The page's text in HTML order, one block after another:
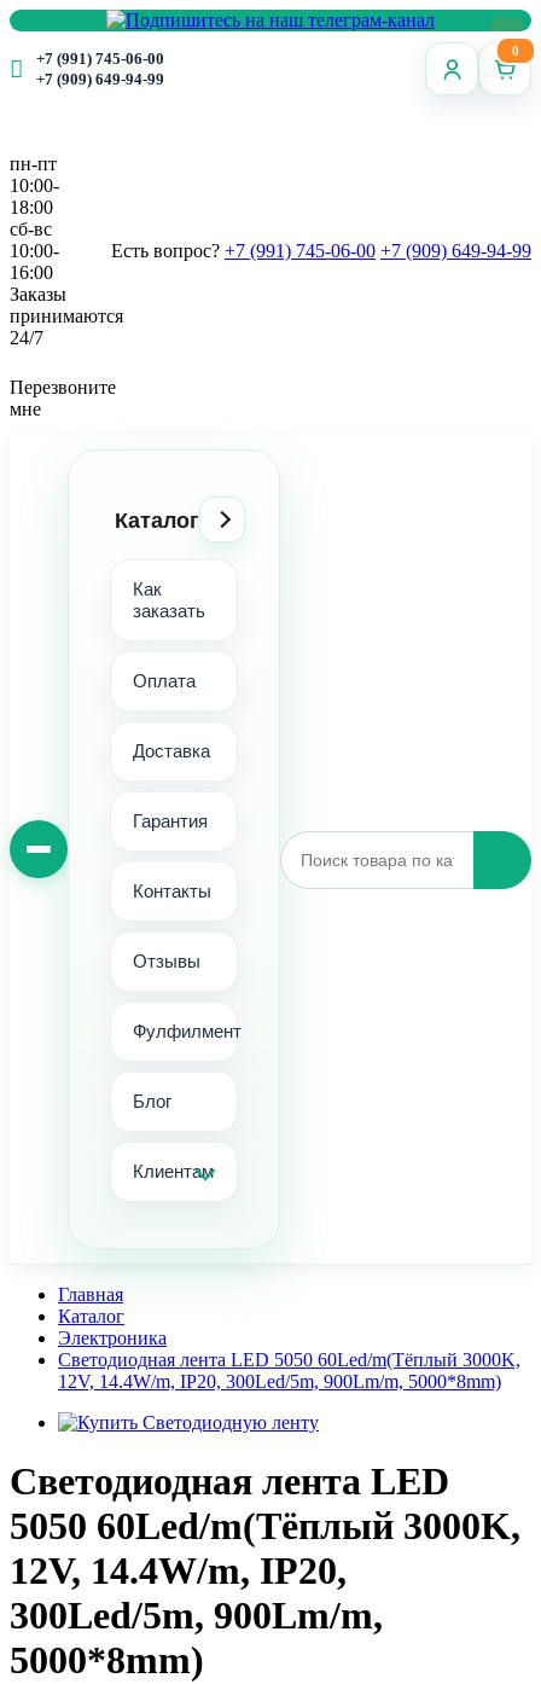
+7 (991) 745-06-00
+7 (909) 649-94-99
0
пн-пт
10:00-
18:00
сб-вс
10:00-
16:00
Заказы
принимаются
24/7
Есть вопрос? +7 (991) 745-06-00 +7 (909) 649-94-99
Перезвоните
мне
Каталог
Как
заказать
Оплата
Доставка
Гарантия
Контакты
Отзывы
Фулфилмент
Блог
Клиентам
Главная
Каталог
Электроника
Светодиодная лента LED 5050 60Led/m(Тёплый 3000K,
12V, 14.4W/m, IP20, 300Led/5m, 900Lm/m, 5000*8mm)
Светодиодная лента LED
5050 60Led/m(Тёплый 3000K,
12V, 14.4W/m, IP20,
300Led/5m, 900Lm/m,
5000*8mm)